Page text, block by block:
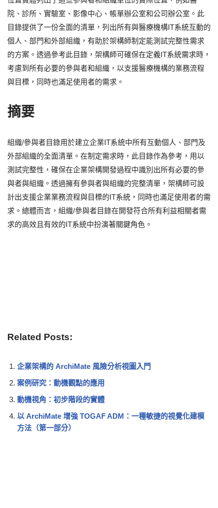
院、診所、實驗室、影像中心、帳單辦公室和公司辦公室。此
目錄提供了一份全面的清單，列出所有與醫療機構IT系統互動的
個人、部門和外部組織，有助於架構師制定能測試完整性需求
的方案。透過參考此目錄，架構師可確保在定義IT系統需求時，
考慮到所有必要的參與者和組織，以支援醫療機構的業務流程
與目標，同時也滿足使用者的需求。
摘要
組織/參與者目錄用於建立企業IT系統中所有互動個人、部門及
外部組織的全面清單。在制定需求時，此目錄作為參考，用以
測試完整性，確保在企業架構開發過程中識別出所有必要的參
與者與組織。透過擁有參與者與組織的完整清單，架構師可設
計出支援企業業務流程與目標的IT系統，同時也滿足使用者的需
求。總體而言，組織/參與者目錄在開發符合所有利益相關者需
求的高效且有效的IT系統中扮演著關鍵角色。
Related Posts:
企業架構的 ArchiMate 風險分析視圖入門
案例研究：動機觀點的應用
動機視角：初步階段的實體
以 ArchiMate 增強 TOGAF ADM：一種敏捷的視覺化建模
方法（第一部分）